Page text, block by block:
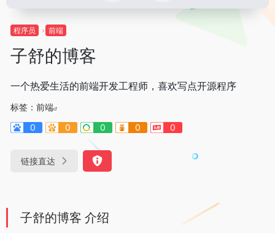
程序员 前端
子舒的博客
一个热爱生活的前端开发工程师，喜欢写点开源程序
标签： 前端
0
0 0 0 0
链接直达
子舒的博客 介绍